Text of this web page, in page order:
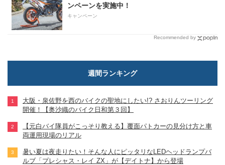
ンペーンを実施中！
キャンペーン
Recommended by
週間ランキング
大阪・泉佐野を西のバイクの聖地にしたい!? さおりんツーリング
開催！【奥沙織のバイク日和第３回】
【元白バイ隊員がこっそり教える】覆面パトカーの見分け方と車
両運用現場のリアル
暑い夏は夜走りたい！そんな人にピッタリなLEDヘッドランプバ
ルブ「プレシャス・レイ ZX」が【デイトナ】から登場